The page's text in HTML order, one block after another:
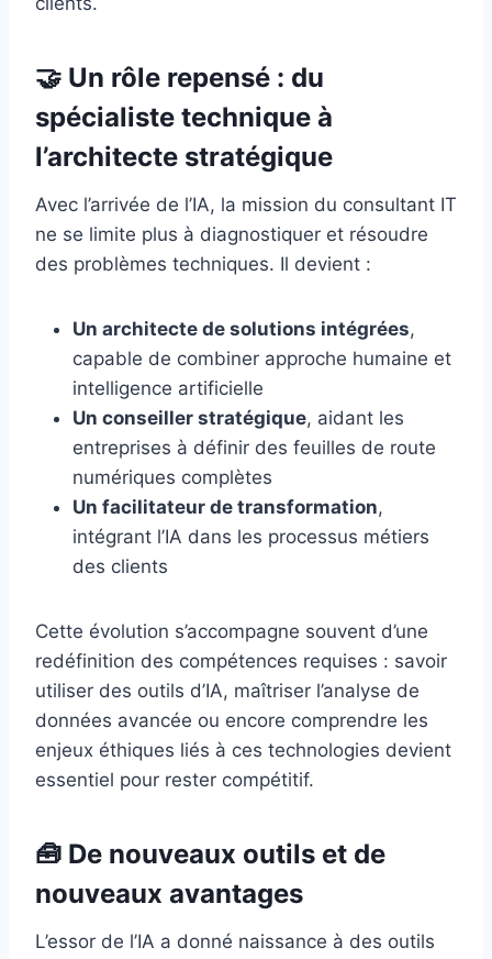
🤝 Un rôle repensé : du
spécialiste technique à
l’architecte stratégique
Avec l’arrivée de l’IA, la mission du consultant IT
ne se limite plus à diagnostiquer et résoudre
des problèmes techniques. Il devient :
Un architecte de solutions intégrées,
capable de combiner approche humaine et
intelligence artificielle
Un conseiller stratégique, aidant les
entreprises à définir des feuilles de route
numériques complètes
Un facilitateur de transformation,
intégrant l’IA dans les processus métiers
des clients
Cette évolution s’accompagne souvent d’une
redéfinition des compétences requises : savoir
utiliser des outils d’IA, maîtriser l’analyse de
données avancée ou encore comprendre les
enjeux éthiques liés à ces technologies devient
essentiel pour rester compétitif.
🧰 De nouveaux outils et de
nouveaux avantages
L’essor de l’IA a donné naissance à des outils